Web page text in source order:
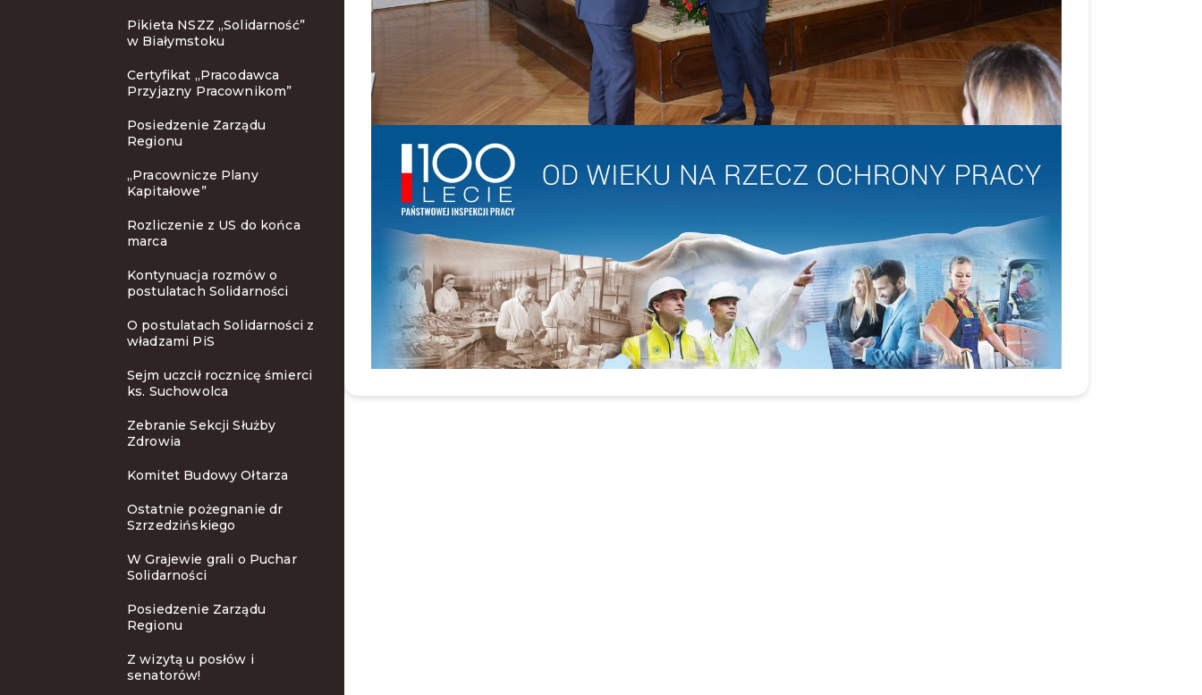
Pikieta NSZZ „Solidarność”
w Białymstoku
Certyfikat „Pracodawca
Przyjazny Pracownikom”
Posiedzenie Zarządu
Regionu
„Pracownicze Plany
Kapitałowe”
Rozliczenie z US do końca
marca
Kontynuacja rozmów o
postulatach Solidarności
O postulatach Solidarności z
władzami PiS
Sejm uczcił rocznicę śmierci
ks. Suchowolca
Zebranie Sekcji Służby
Zdrowia
Komitet Budowy Ołtarza
Ostatnie pożegnanie dr
Szrzedzińskiego
W Grajewie grali o Puchar
Solidarności
Posiedzenie Zarządu
Regionu
Z wizytą u posłów i
senatorów!